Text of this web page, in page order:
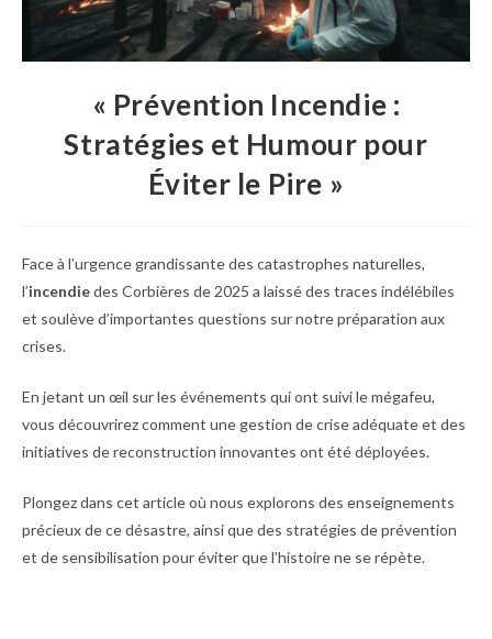
« Prévention Incendie :
Stratégies et Humour pour
Éviter le Pire »
Face à l’urgence grandissante des catastrophes naturelles,
l’incendiedes Corbières de 2025 a laissé des traces indélébiles
et soulève d’importantes questions sur notre préparation aux
crises.
En jetant un œil sur les événements qui ont suivi le mégafeu,
vous découvrirez comment une gestion de crise adéquate et des
initiatives de reconstruction innovantes ont été déployées.
Plongez dans cet article où nous explorons des enseignements
précieux de ce désastre, ainsi que des stratégies de prévention
et de sensibilisation pour éviter que l’histoire ne se répète.